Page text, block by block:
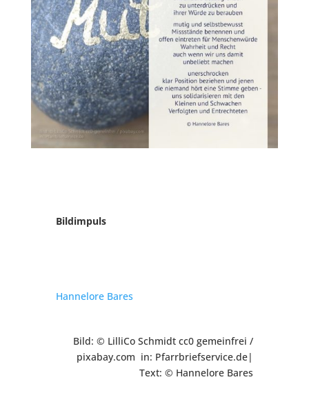
Bildimpuls
HanneloreBares
Bild: © LilliCo Schmidt cc0 gemeinfrei /
pixabay.com in: Pfarrbriefservice.de|
Text: © Hannelore Bares